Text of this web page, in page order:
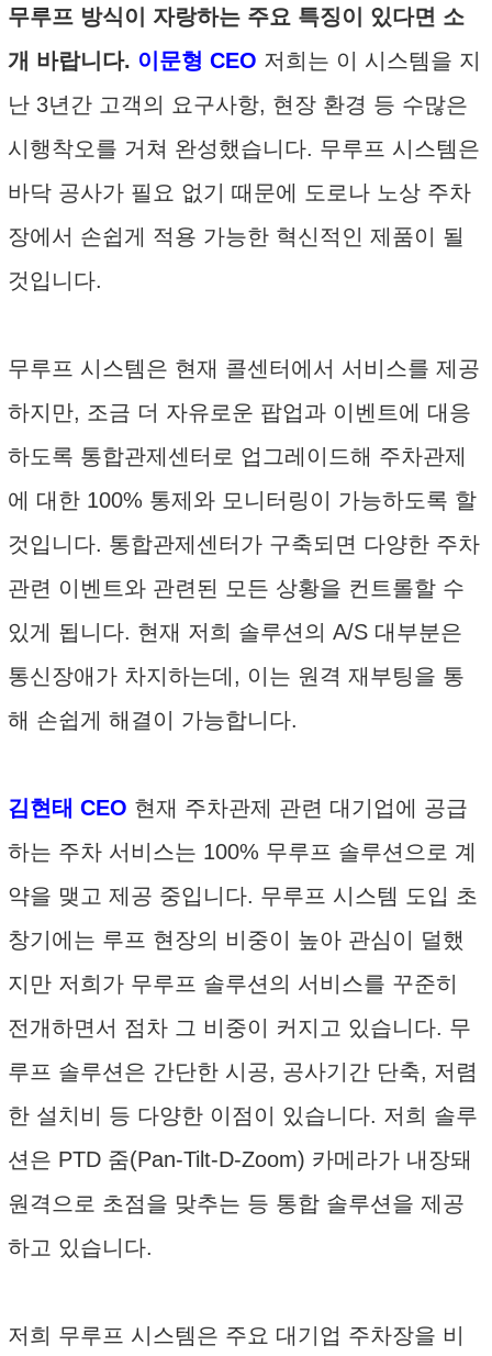
무루프 방식이 자랑하는 주요 특징이 있다면 소
개 바랍니다. 이문형 CEO 저희는 이 시스템을 지
난 3년간 고객의 요구사항, 현장 환경 등 수많은
시행착오를 거쳐 완성했습니다. 무루프 시스템은
바닥 공사가 필요 없기 때문에 도로나 노상 주차
장에서 손쉽게 적용 가능한 혁신적인 제품이 될
것입니다.
무루프 시스템은 현재 콜센터에서 서비스를 제공
하지만, 조금 더 자유로운 팝업과 이벤트에 대응
하도록 통합관제센터로 업그레이드해 주차관제
에 대한 100% 통제와 모니터링이 가능하도록 할
것입니다. 통합관제센터가 구축되면 다양한 주차
관련 이벤트와 관련된 모든 상황을 컨트롤할 수
있게 됩니다. 현재 저희 솔루션의 A/S 대부분은
통신장애가 차지하는데, 이는 원격 재부팅을 통
해 손쉽게 해결이 가능합니다.
김현태 CEO 현재 주차관제 관련 대기업에 공급
하는 주차 서비스는 100% 무루프 솔루션으로 계
약을 맺고 제공 중입니다. 무루프 시스템 도입 초
창기에는 루프 현장의 비중이 높아 관심이 덜했
지만 저희가 무루프 솔루션의 서비스를 꾸준히
전개하면서 점차 그 비중이 커지고 있습니다. 무
루프 솔루션은 간단한 시공, 공사기간 단축, 저렴
한 설치비 등 다양한 이점이 있습니다. 저희 솔루
션은 PTD 줌(Pan-Tilt-D-Zoom) 카메라가 내장돼
원격으로 초점을 맞추는 등 통합 솔루션을 제공
하고 있습니다.
저희 무루프 시스템은 주요 대기업 주차장을 비